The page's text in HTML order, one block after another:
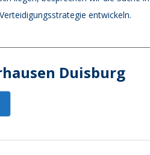
entwickeln.
Duisburg